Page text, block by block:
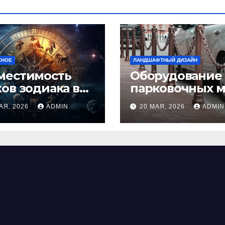
зодиака в
как найти
пару и
2026 ADMIN
ЛАНДШАФТНЫЙ ДИЗАЙН
Оборудование
парковочных
виды,
нормы
20 МАЯ, 2026 ADMIN